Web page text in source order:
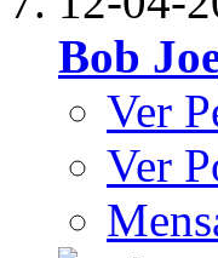
Bob
Ver
Ver